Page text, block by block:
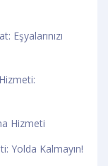
Eşyalarınızı
Hizmeti
Yolda Kalmayın!